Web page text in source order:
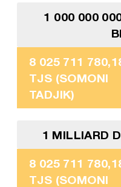
1 000 000
8 025 711
TJS (SOMONI
TADJIK)
1 MILLIARD
8 025 711
TJS (SOMONI